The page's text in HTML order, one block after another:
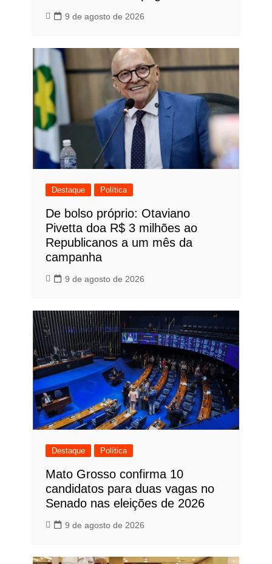
9 de agosto de 2026
Destaque Política
De bolso próprio: Otaviano
Pivetta doa R$ 3 milhões ao
Republicanos a um mês da
campanha
9 de agosto de 2026
Destaque Política
Mato Grosso confirma 10
candidatos para duas vagas no
Senado nas eleições de 2026
9 de agosto de 2026